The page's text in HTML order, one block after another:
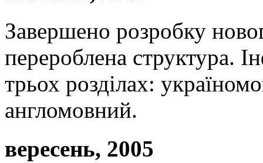
Завершено розробку
перероблена структура.
трьох розділах:
англомовний.
вересень, 2005